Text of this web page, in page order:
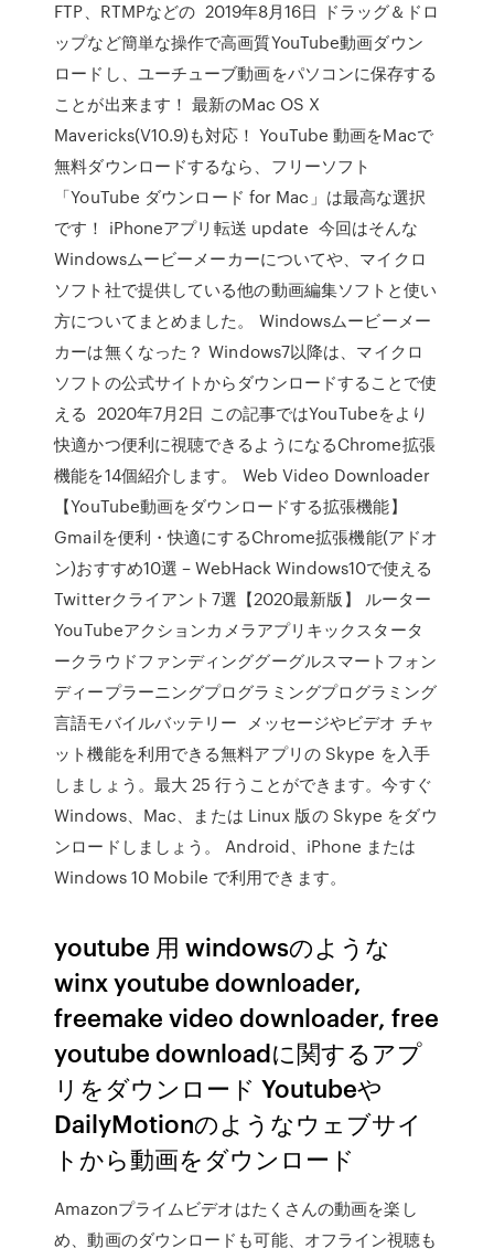
FTP、RTMPなどの 2019年8月16日 ドラッグ＆ドロ
ップなど簡単な操作で高画質YouTube動画ダウン
ロードし、ユーチューブ動画をパソコンに保存する
ことが出来ます！ 最新のMac OS X
Mavericks(V10.9)も対応！ YouTube 動画をMacで
無料ダウンロードするなら、フリーソフト
「YouTube ダウンロード for Mac」は最高な選択
です！ iPhoneアプリ転送 update 今回はそんな
Windowsムービーメーカーについてや、マイクロ
ソフト社で提供している他の動画編集ソフトと使い
方についてまとめました。 Windowsムービーメー
カーは無くなった？ Windows7以降は、マイクロ
ソフトの公式サイトからダウンロードすることで使
える 2020年7月2日 この記事ではYouTubeをより
快適かつ便利に視聴できるようになるChrome拡張
機能を14個紹介します。 Web Video Downloader
【YouTube動画をダウンロードする拡張機能】
Gmailを便利・快適にするChrome拡張機能(アドオ
ン)おすすめ10選 – WebHack Windows10で使える
Twitterクライアント7選【2020最新版】 ルーター
YouTubeアクションカメラアプリキックスタータ
ークラウドファンディンググーグルスマートフォン
ディープラーニングプログラミングプログラミング
言語モバイルバッテリー メッセージやビデオ チャ
ット機能を利用できる無料アプリの Skype を入手
しましょう。最大 25 行うことができます。今すぐ
Windows、Mac、または Linux 版の Skype をダウ
ンロードしましょう。 Android、iPhone または
Windows 10 Mobile で利用できます。
youtube 用 windowsのような
winx youtube downloader,
freemake video downloader, free
youtube downloadに関するアプ
リをダウンロード Youtubeや
DailyMotionのようなウェブサイ
トから動画をダウンロード
Amazonプライムビデオはたくさんの動画を楽し
め、動画のダウンロードも可能、オフライン視聴も